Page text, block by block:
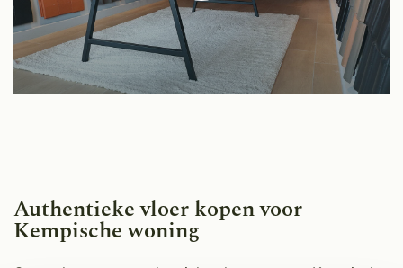
Authentieke vloer kopen voor
Kempische woning